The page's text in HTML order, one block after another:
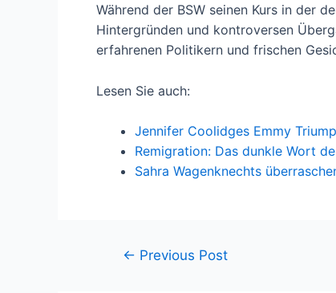
Während der BSW seinen Kurs in der
Hintergründen und kontroversen
erfahrenen Politikern und frischen
Lesen Sie auch:
Jennifer Coolidges Emmy
Remigration: Das dunkle Wort
Sahra Wagenknechts
← Previous Post